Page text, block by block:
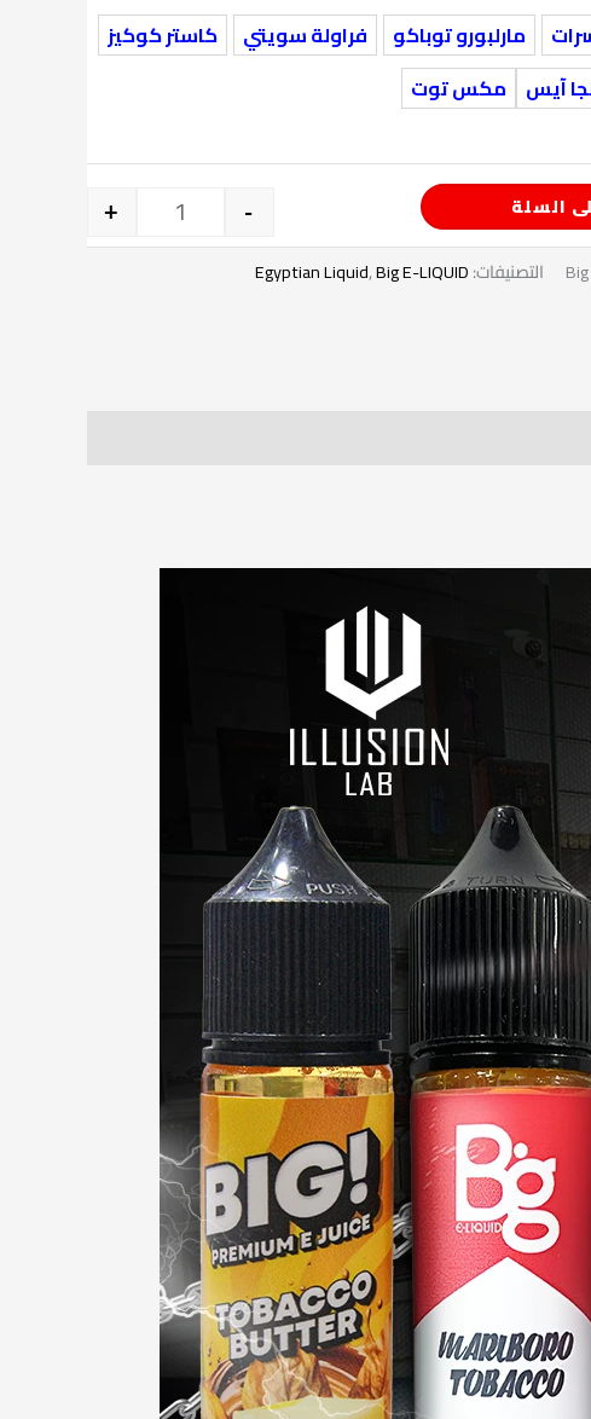
مارلبورو توباكو فراولة سويتي
كاستر كوكيز
آيس مكس توت
-
+ السلة
التصنيفات: Egyptian Liquid,Big E-LIQUID